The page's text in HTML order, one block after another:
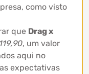
como visto
que Drag x
, um valor
aqui no
expectativas